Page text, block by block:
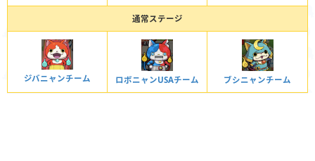
出現する妖怪
通常ステージ
ジバニャンチーム ロボニャンUSAチーム ブシニャンチーム